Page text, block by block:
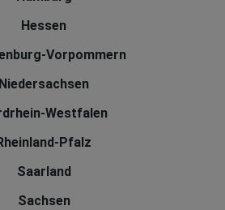
Hessen
Vorpommern
Niedersachsen
Westfalen
Pfalz
Saarland
Sachsen